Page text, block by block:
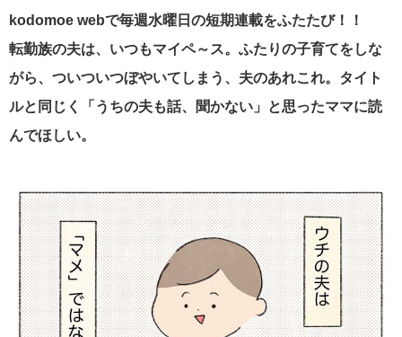
kodomoe webで毎週水曜日の短期連載をふたたび！！
転勤族の夫は、いつもマイペ～ス。ふたりの子育てをしな
がら、ついついつぼやいてしまう、夫のあれこれ。タイト
ルと同じく「うちの夫も話、聞かない」と思ったママに読
んでほしい。